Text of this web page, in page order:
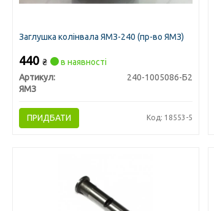
Заглушка колінвала ЯМЗ-240 (пр-во ЯМЗ)
440 ₴
в наявності
Артикул:
240-1005086-Б2
ЯМЗ
ПРИДБАТИ Код: 18553-5